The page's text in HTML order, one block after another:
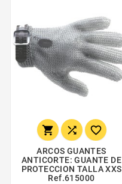
  
ARCOS GUANTES
ANTICORTE: GUANTE DE
PROTECCION TALLA XXS
Ref.615000